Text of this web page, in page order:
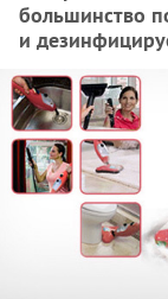
большинство
и